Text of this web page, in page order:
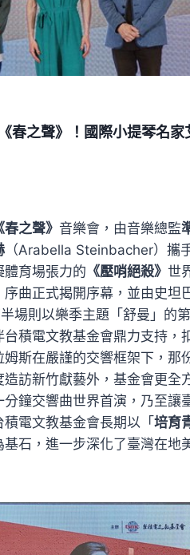
之聲》！國際小提琴名家
春之聲》 音樂會，由音樂總監
（Arabella Steinbacher）攜
體育場張力的 《壓哨絕殺》 世
序曲正式揭開序幕，並由史坦
場則以樂季主題「舒曼」的
積電文教基金會鼎力支持，
姆斯在嚴謹的交響框架下，那
訪新竹獻藝外，基金會更全
分鐘交響曲世界首演，乃至讓
積電文教基金會長期以「培育
石，進一步深化了臺灣在地